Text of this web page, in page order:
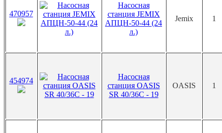
470957
Насосная
станция JEMIX
АПЦН-50-44 (24
л.)
Jemix 1
454974
Насосная
станция OASIS
SR 40/36C - 19
OASIS 1